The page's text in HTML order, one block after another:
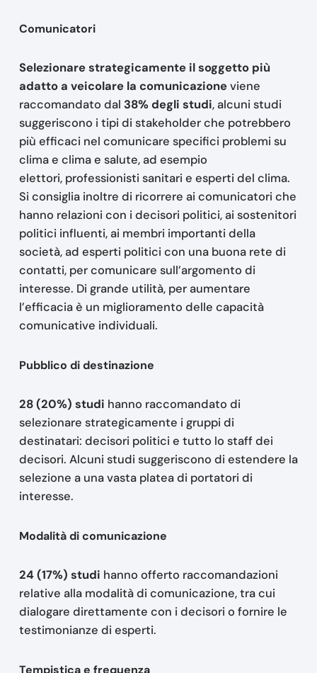
Comunicatori
Selezionare strategicamente il soggetto più
adatto a veicolare la comunicazioneviene
raccomandato dal 38% degli studi, alcuni studi
suggeriscono i tipi di stakeholder che potrebbero
più efficaci nel comunicare specifici problemi su
clima e clima e salute, ad esempio
elettori, professionisti sanitari e esperti del clima.
Si consiglia inoltre di ricorrere ai comunicatori che
hanno relazioni con i decisori politici, ai sostenitori
politici influenti, ai membri importanti della
società, ad esperti politici con una buona rete di
contatti, per comunicare sull’argomento di
interesse. Di grande utilità, per aumentare
l’efficacia è un miglioramento delle capacità
comunicative individuali.
Pubblico di destinazione
28 (20%) studi hanno raccomandato di
selezionare strategicamente i gruppi di
destinatari: decisori politici e tutto lo staff dei
decisori. Alcuni studi suggeriscono di estendere la
selezione a una vasta platea di portatori di
interesse.
Modalità di comunicazione
24 (17%) studi hanno offerto raccomandazioni
relative alla modalità di comunicazione, tra cui
dialogare direttamente con i decisori o fornire le
testimonianze di esperti.